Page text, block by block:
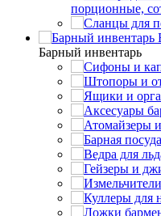
порционные,
Барный инвентарь